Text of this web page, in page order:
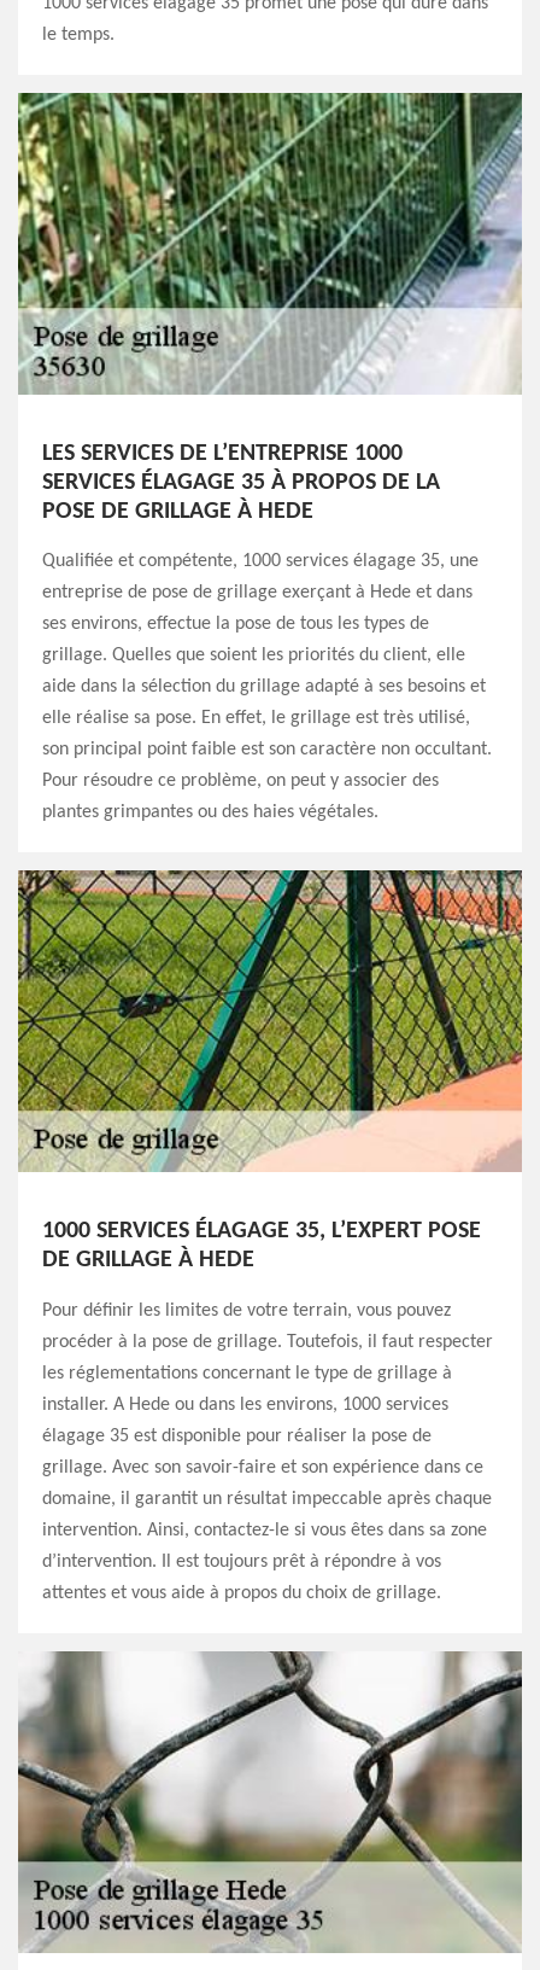
1000 services élagage 35 promet une pose qui dure dans
le temps.
LES SERVICES DE L’ENTREPRISE 1000
SERVICES ÉLAGAGE 35 À PROPOS DE LA
POSE DE GRILLAGE À HEDE
Qualifiée et compétente, 1000 services élagage 35, une
entreprise de pose de grillage exerçant à Hede et dans
ses environs, effectue la pose de tous les types de
grillage. Quelles que soient les priorités du client, elle
aide dans la sélection du grillage adapté à ses besoins et
elle réalise sa pose. En effet, le grillage est très utilisé,
son principal point faible est son caractère non occultant.
Pour résoudre ce problème, on peut y associer des
plantes grimpantes ou des haies végétales.
1000 SERVICES ÉLAGAGE 35, L’EXPERT POSE
DE GRILLAGE À HEDE
Pour définir les limites de votre terrain, vous pouvez
procéder à la pose de grillage. Toutefois, il faut respecter
les réglementations concernant le type de grillage à
installer. A Hede ou dans les environs, 1000 services
élagage 35 est disponible pour réaliser la pose de
grillage. Avec son savoir-faire et son expérience dans ce
domaine, il garantit un résultat impeccable après chaque
intervention. Ainsi, contactez-le si vous êtes dans sa zone
d’intervention. Il est toujours prêt à répondre à vos
attentes et vous aide à propos du choix de grillage.